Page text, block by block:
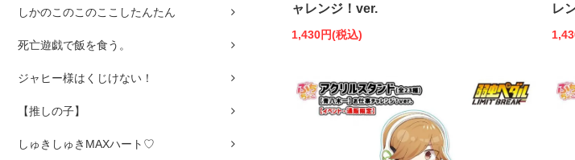
しかのこのこのここしたんたん
死亡遊戯で飯を食う。
ジャヒー様はくじけない！
【推しの子】
しゅきしゅきMAXハート♡
ャレンジ！ver.
1,430円(税込)
レ